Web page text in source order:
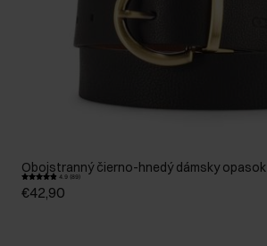
Obojstranný čierno-hnedý dámsky opasok
4.9 (89)
€42,90